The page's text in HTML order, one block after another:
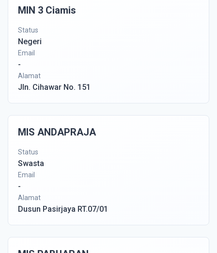
MIN 3 Ciamis
Status
Negeri
Email
-
Alamat
Jln. Cihawar No. 151
MIS ANDAPRAJA
Status
Swasta
Email
-
Alamat
Dusun Pasirjaya RT.07/01